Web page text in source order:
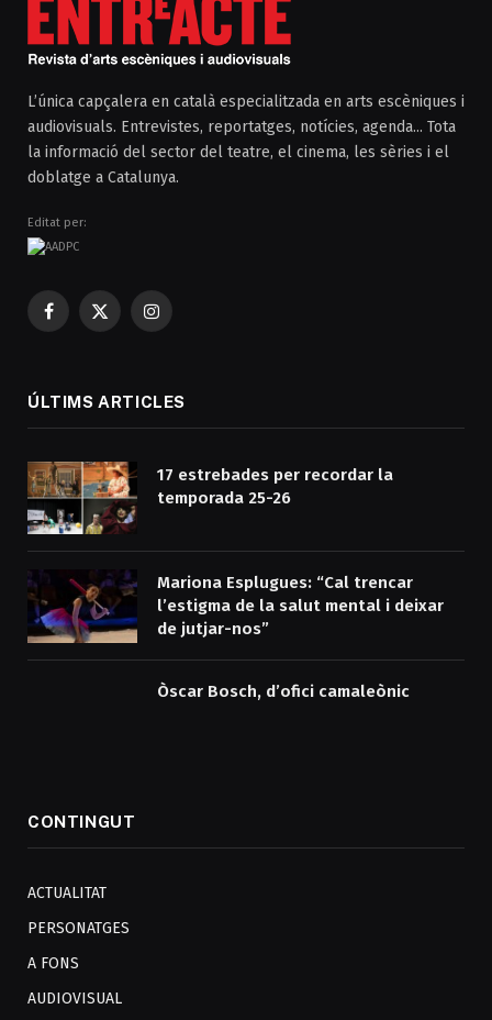
L’única capçalera en català especialitzada en arts escèniques i
audiovisuals. Entrevistes, reportatges, notícies, agenda... Tota
la informació del sector del teatre, el cinema, les sèries i el
doblatge a Catalunya.
Editat per:
Facebook
X
Instagram
ÚLTIMS ARTICLES
17 estrebades per recordar la
temporada 25-26
Mariona Esplugues: “Cal trencar
l’estigma de la salut mental i deixar
de jutjar-nos”
Òscar Bosch, d’ofici camaleònic
CONTINGUT
ACTUALITAT
PERSONATGES
A FONS
AUDIOVISUAL